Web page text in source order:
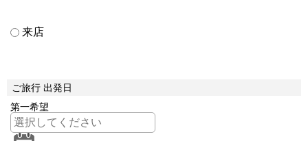
来店
ご旅行 出発日
第一希望